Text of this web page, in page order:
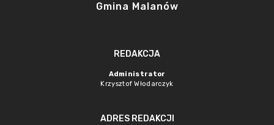
Gmina Malanów
REDAKCJA
Administrator
Krzysztof Włodarczyk
ADRES REDAKCJI